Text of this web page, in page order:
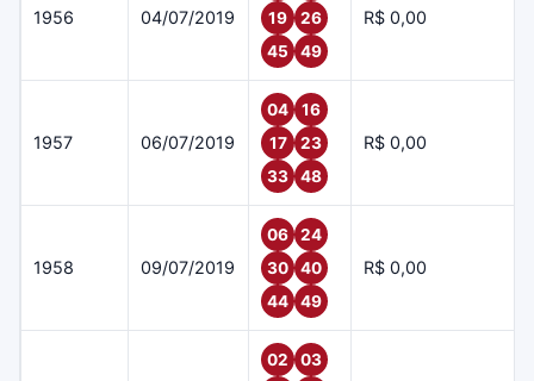
1956 04/07/2019
19
26
45
49
R$ 0,00
1957 06/07/2019
04
16
17
23
33
48
R$ 0,00
1958 09/07/2019
06
24
30
40
44
49
R$ 0,00
02
03